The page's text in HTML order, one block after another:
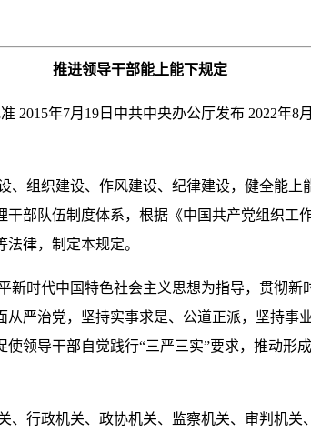
推进领导干部能上能下规定
2015年7月19日中共中央办公厅发布 2022年
组织建设、作风建设、纪律建设，健全能上
部队伍制度体系，根据《中国共产党组织工
律，制定本规定。
时代中国特色社会主义思想为指导，贯彻新
严治党，坚持实事求是、公道正派，坚持事
领导干部自觉践行“三严三实”要求，推动形
行政机关、政协机关、监察机关、审判机关